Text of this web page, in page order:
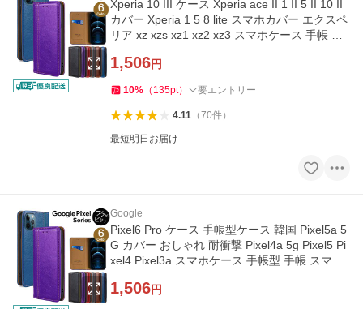
Xperia 10 III ケース Xperia ace II 1 II 5 II 10 II
カバー Xperia 1 5 8 lite スマホカバー エクスペ
リア xz xzs xz1 xz2 xz3 スマホケース 手帳 耐
1,506円
10% （ 135pt） 要エントリー
4.11（70件）
最短明日お届け
Google
Pixel6 Pro ケース 手帳型ケース 韓国 Pixel5a 5
G カバー おしゃれ 耐衝撃 Pixel4a 5g Pixel5 Pi
xel4 Pixel3a スマホケース 手帳型 手帳 スマホ
1,506円